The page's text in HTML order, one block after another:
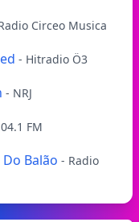
Circeo Musica
- Hitradio Ö3
- NRJ
FM
Balão - Radio